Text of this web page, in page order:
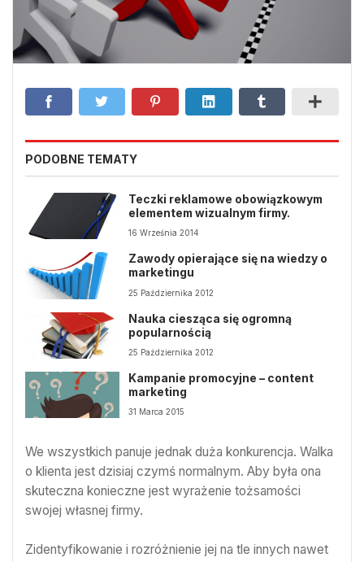
PODOBNE TEMATY
Teczki reklamowe obowiązkowym
elementem wizualnym firmy.
16 Września 2014
Zawody opierające się na wiedzy o
marketingu
25 Października 2012
Nauka ciesząca się ogromną
popularnością
25 Października 2012
Kampanie promocyjne – content
marketing
31 Marca 2015
We wszystkich panuje jednak duża konkurencja. Walka
o klienta jest dzisiaj czymś normalnym. Aby była ona
skuteczna konieczne jest wyrażenie tożsamości
swojej własnej firmy.
Zidentyfikowanie i rozróżnienie jej na tle innych nawet